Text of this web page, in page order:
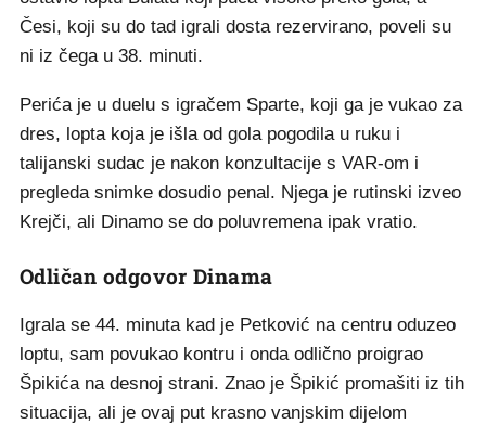
Česi, koji su do tad igrali dosta rezervirano, poveli su
ni iz čega u 38. minuti.
Perića je u duelu s igračem Sparte, koji ga je vukao za
dres, lopta koja je išla od gola pogodila u ruku i
talijanski sudac je nakon konzultacije s VAR-om i
pregleda snimke dosudio penal. Njega je rutinski izveo
Krejči, ali Dinamo se do poluvremena ipak vratio.
Odličan odgovor Dinama
Igrala se 44. minuta kad je Petković na centru oduzeo
loptu, sam povukao kontru i onda odlično proigrao
Špikića na desnoj strani. Znao je Špikić promašiti iz tih
situacija, ali je ovaj put krasno vanjskim dijelom